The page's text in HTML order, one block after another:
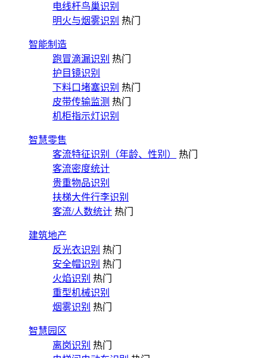
电线杆鸟巢识别
明火与烟雾识别 热门
智能制造
跑冒滴漏识别 热门
护目镜识别
下料口堵塞识别 热门
皮带传输监测 热门
机柜指示灯识别
智慧零售
客流特征识别（年龄、性别）
热门
客流密度统计
贵重物品识别
扶梯大件行李识别
客流/人数统计 热门
建筑地产
反光衣识别 热门
安全帽识别 热门
火焰识别 热门
重型机械识别
烟雾识别 热门
智慧园区
离岗识别 热门